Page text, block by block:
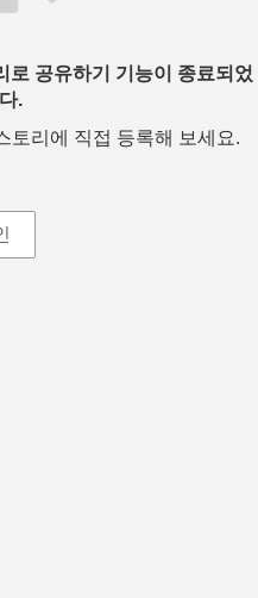
공유하기 기능이 종료되었
.
토리에 직접 등록해 보세요.